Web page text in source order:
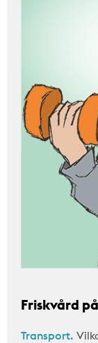
Friskvård
Transport.